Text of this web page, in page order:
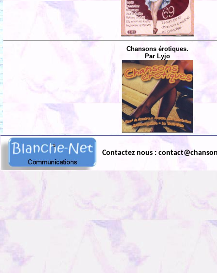
Chansons érotiques.
Par Lyjo
Contactez nous :